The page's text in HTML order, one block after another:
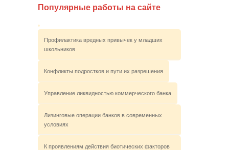
Популярные работы на сайте
Профилактика вредных привычек у младших
школьников
Конфликты подростков и пути их разрешения
Управление ликвидностью коммерческого банка
Лизинговые операции банков в современных
условиях
К проявлениям действия биотических факторов